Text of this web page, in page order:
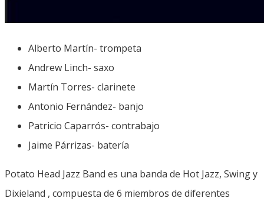
Alberto Martín- trompeta
Andrew Linch- saxo
Martín Torres- clarinete
Antonio Fernández- banjo
Patricio Caparrós- contrabajo
Jaime Párrizas- batería
Potato Head Jazz Band es una banda de Hot Jazz, Swing y
Dixieland , compuesta de 6 miembros de diferentes